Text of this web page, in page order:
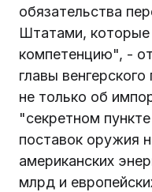
обязательства
Штатами, которые
компетенцию", -
главы
не только об
"секретном
поставок оружия
американских
млрд и